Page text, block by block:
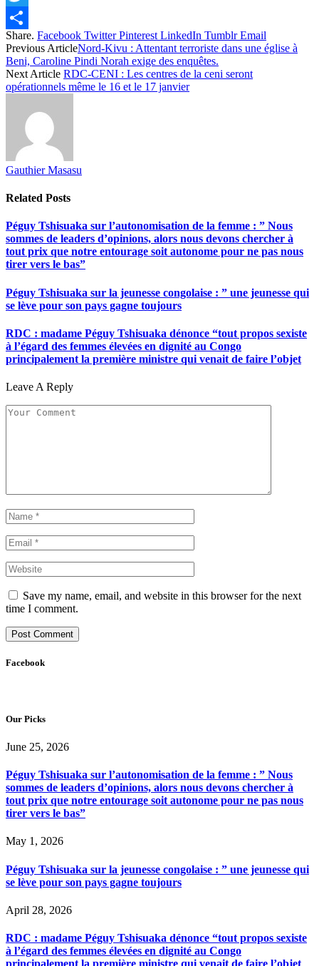
Twitter
Share
Share. Facebook Twitter Pinterest LinkedIn Tumblr Email
Previous ArticleNord-Kivu : Attentant terroriste dans une église à
Beni, Caroline Pindi Norah exige des enquêtes.
Next Article RDC-CENI : Les centres de la ceni seront
opérationnels même le 16 et le 17 janvier
Gauthier Masasu
Related Posts
Péguy Tshisuaka sur l’autonomisation de la femme : ” Nous
sommes de leaders d’opinions, alors nous devons chercher à
tout prix que notre entourage soit autonome pour ne pas nous
tirer vers le bas”
Péguy Tshisuaka sur la jeunesse congolaise : ” une jeunesse qui
se lève pour son pays gagne toujours
RDC : madame Péguy Tshisuaka dénonce “tout propos sexiste
à l’égard des femmes élevées en dignité au Congo
principalement la première ministre qui venait de faire l’objet
Leave A Reply
Save my name, email, and website in this browser for the next
time I comment.
Facebook
Our Picks
June 25, 2026
Péguy Tshisuaka sur l’autonomisation de la femme : ” Nous
sommes de leaders d’opinions, alors nous devons chercher à
tout prix que notre entourage soit autonome pour ne pas nous
tirer vers le bas”
May 1, 2026
Péguy Tshisuaka sur la jeunesse congolaise : ” une jeunesse qui
se lève pour son pays gagne toujours
April 28, 2026
RDC : madame Péguy Tshisuaka dénonce “tout propos sexiste
à l’égard des femmes élevées en dignité au Congo